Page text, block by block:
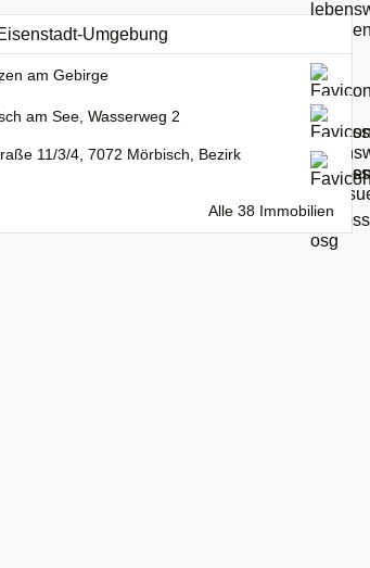
Umgebung
am Gebirge
am See, Wasserweg 2
11/3/4, 7072 Mörbisch, Bezirk
Alle 38 Immobilien